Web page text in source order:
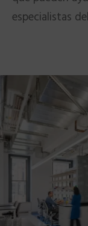
especialistas